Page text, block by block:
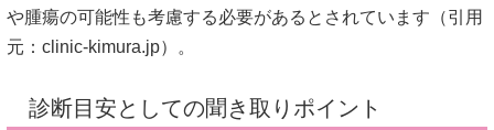
や腫瘍の可能性も考慮する必要があるとされています（引用
元： clinic-kimura.jp）。
診断目安としての聞き取りポイント